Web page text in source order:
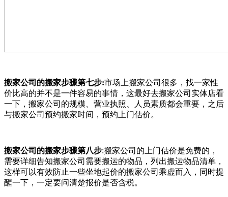
搬家公司的搬家步骤第七步:市场上搬家公司很多，找一家性
价比高的并不是一件容易的事情，这最好去搬家公司实体店看
一下，搬家公司的规模、营业执照、人员素质都会重要，之后
与搬家公司预约搬家时间，预约上门估价。
搬家公司的搬家步骤第八步:搬家公司的上门估价是免费的，
需要详细告知搬家公司需要搬运的物品，列出搬运物品清单，
这样可以有效防止一些坐地起价的搬家公司乘虚而入，同时提
醒一下，一定要问清楚报价是否含税。